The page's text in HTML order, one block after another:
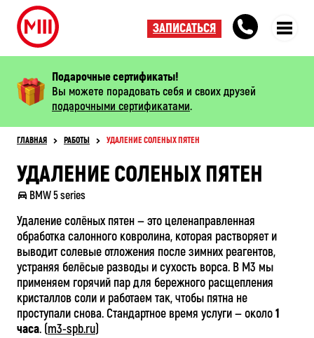
Подарочные сертификаты!
Вы можете порадовать себя и своих друзей
подарочными сертификатами.
ГЛАВНАЯ РАБОТЫ УДАЛЕНИЕ СОЛЕНЫХ ПЯТЕН
УДАЛЕНИЕ СОЛЕНЫХ ПЯТЕН
BMW 5 series
Удаление солёных пятен — это целенаправленная
обработка салонного ковролина, которая растворяет и
выводит солевые отложения после зимних реагентов,
устраняя белёсые разводы и сухость ворса. В М3 мы
применяем горячий пар для бережного расщепления
кристаллов соли и работаем так, чтобы пятна не
проступали снова. Стандартное время услуги — около1
часа. (m3-spb.ru)
ЗАПИСАТЬСЯ